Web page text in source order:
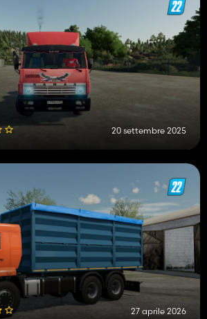
20 settembre 2025
27 aprile 2026